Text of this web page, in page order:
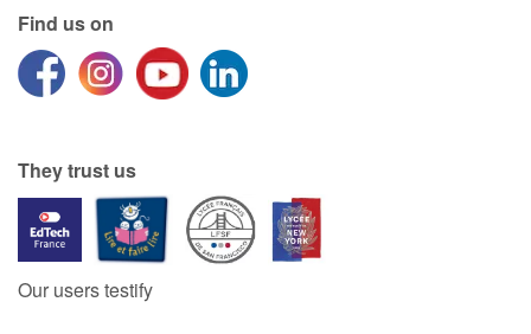
Find us on
They trust us
Our users testify